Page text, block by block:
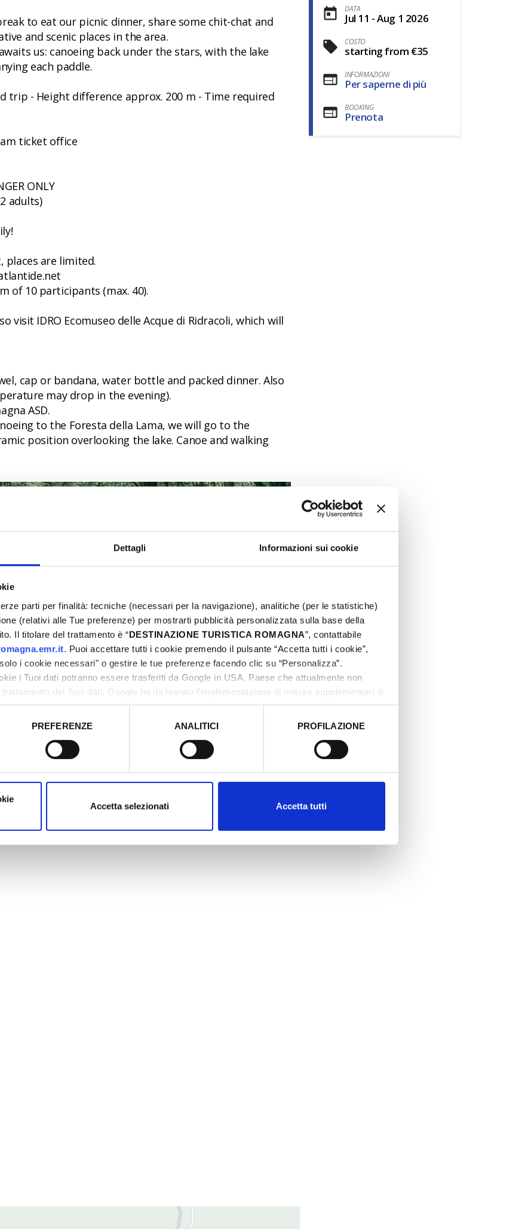
Dettagli Informazioni sui cookie
parti per finalità: tecniche (necessari per la navigazione), analitiche (per le statistiche)
(relativi alle Tue preferenze) per mostrarti pubblicità personalizzata sulla base della
Il titolare del trattamento è “DESTINAZIONE TURISTICA ROMAGNA”, contattabile
. Puoi accettare tutti i cookie premendo il pulsante “Accetta tutti i cookie”,
i cookie necessari" o gestire le tue preferenze facendo clic su “Personalizza”.
i Tuoi dati potranno essere trasferiti da Google in USA, Paese che attualmente non
dei Tuoi dati. Google ha dichiarato l’implementazione di misure supplementari di
che abbiamo valutato essere sufficienti.
PREFERENZE ANALITICI PROFILAZIONE
Accetta selezionati Accetta tutti
DATA
Jul 11 - Aug 1 2026
COSTO
starting from €35
INFORMAZIONI
Per saperne di più
BOOKING
Prenota
to eat our picnic dinner, share some chit-chat and
and scenic places in the area.
us: canoeing back under the stars, with the lake
each paddle.
trip - Height difference approx. 200 m - Time required
ticket office
ONLY
adults)
places are limited.
of 10 participants (max. 40).
visit IDRO Ecomuseo delle Acque di Ridracoli, which will
cap or bandana, water bottle and packed dinner. Also
may drop in the evening).
ASD.
to the Foresta della Lama, we will go to the
position overlooking the lake. Canoe and walking
1